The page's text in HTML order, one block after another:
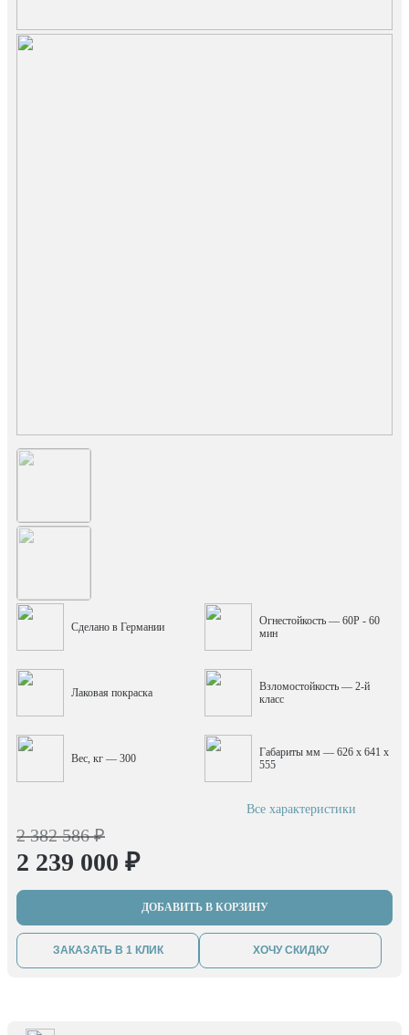
Сделано в Германии
Огнестойкость — 60P - 60
мин
Лаковая покраска
Взломостойкость — 2-й
класс
Вес, кг — 300
Габариты мм — 626 x 641 x
555
Все характеристики
2 382 586 ₽
2 239 000 ₽
ДОБАВИТЬ В КОРЗИНУ
ЗАКАЗАТЬ В 1 КЛИК ХОЧУ СКИДКУ